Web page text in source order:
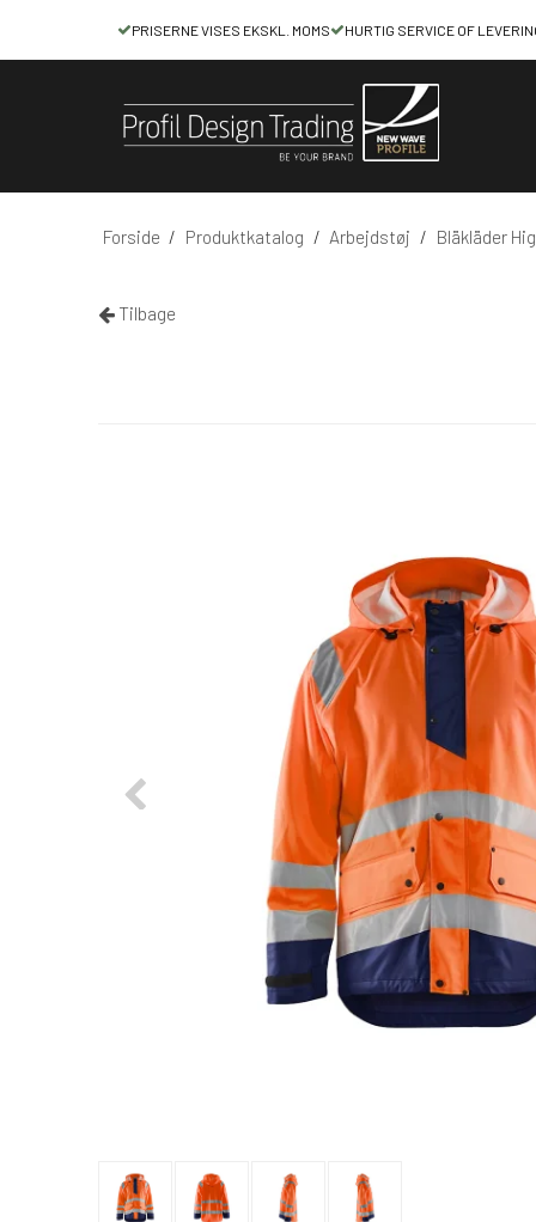
PRISERNE VISES EKSKL. MOMS HURTIG SERVICE OF
Forside / Produktkatalog / Arbejdstøj / Bläkläder
Tilbage